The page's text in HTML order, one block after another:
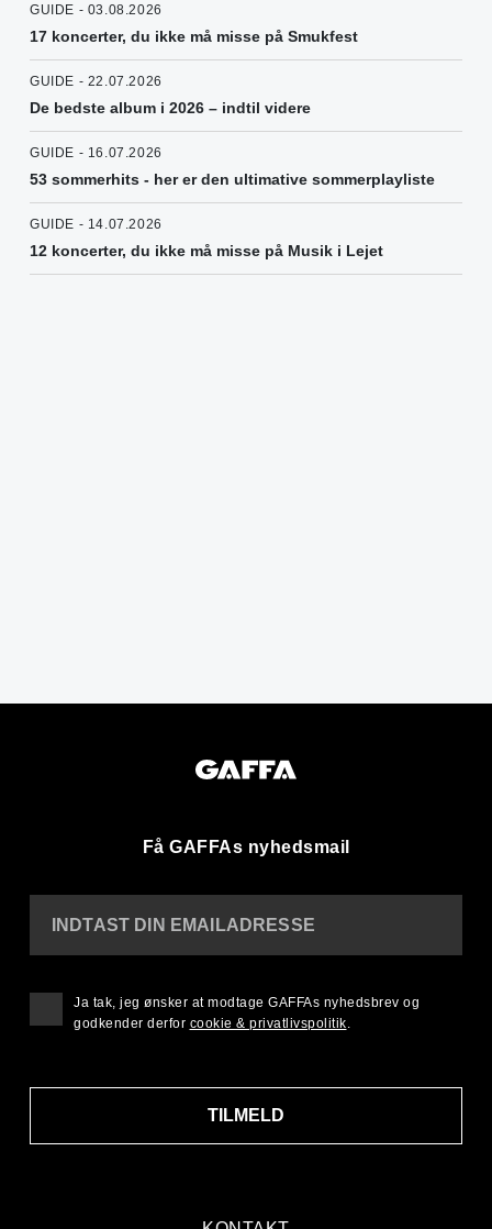
GUIDE - 03.08.2026
17 koncerter, du ikke må misse på Smukfest
GUIDE - 22.07.2026
De bedste album i 2026 – indtil videre
GUIDE - 16.07.2026
53 sommerhits - her er den ultimative sommerplayliste
GUIDE - 14.07.2026
12 koncerter, du ikke må misse på Musik i Lejet
Få GAFFAs nyhedsmail
INDTAST DIN EMAILADRESSE
TILMELD
Ja tak, jeg ønsker at modtage GAFFAs nyhedsbrev og
godkender derfor cookie & privatlivspolitik.